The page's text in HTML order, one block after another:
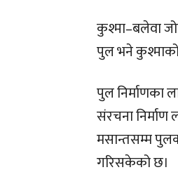
कुश्मा–बलेवा
पुल भने
पुल निर्माणका
संरचना
मसान्तसम्म
गरिसकेको छ।